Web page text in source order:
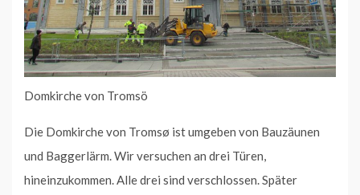
Domkirche von Tromsö
Die Domkirche von Tromsø ist umgeben von Bauzäunen
und Baggerlärm. Wir versuchen an drei Türen,
hineinzukommen. Alle drei sind verschlossen. Später